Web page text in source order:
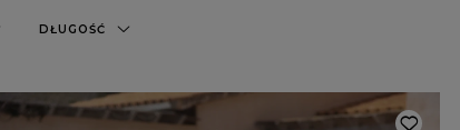
DŁUGOŚĆ